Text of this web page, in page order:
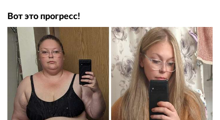
Вот это прогресс!